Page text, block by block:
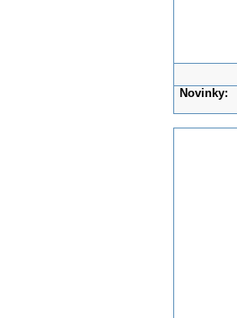
Novinky: